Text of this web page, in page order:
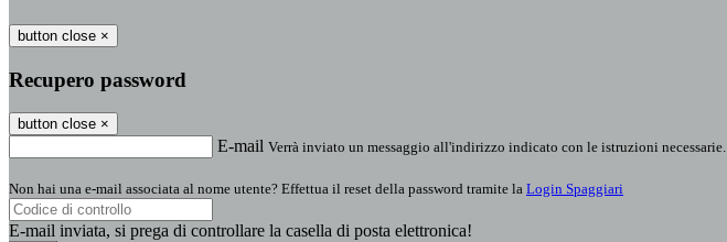
button close ×
Recupero password
button close ×
E-mail Verrà inviato un messaggio all'indirizzo indicato con le istruzioni necessarie.
Non hai una e-mail associata al nome utente? Effettua il reset della password tramite la Login Spaggiari
E-mail inviata, si prega di controllare la casella di posta elettronica!